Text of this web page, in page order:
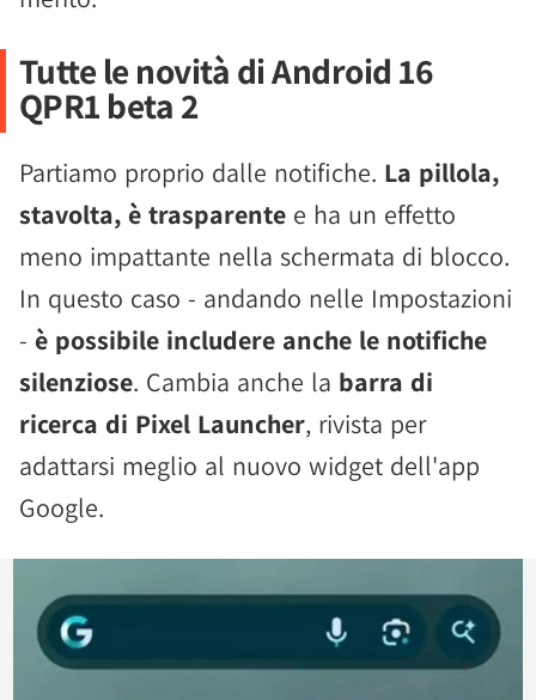
Tutte le novità di Android 16
QPR1 beta 2
Partiamo proprio dalle notifiche. La pillola,
stavolta, è trasparente e ha un effetto
meno impattante nella schermata di blocco.
In questo caso - andando nelle Impostazioni
- è possibile includere anche le notifiche
silenziose. Cambia anche la barra di
ricerca di Pixel Launcher, rivista per
adattarsi meglio al nuovo widget dell'app
Google.